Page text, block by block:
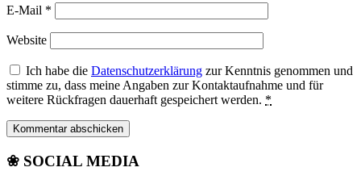
E-Mail *
Website
Ich habe die Datenschutzerklärung zur Kenntnis genommen und
stimme zu, dass meine Angaben zur Kontaktaufnahme und für
weitere Rückfragen dauerhaft gespeichert werden. *
❀ SOCIAL MEDIA